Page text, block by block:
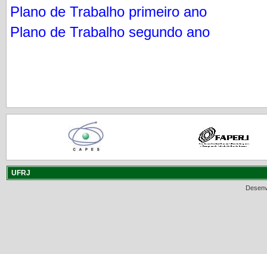
Plano de Trabalho primeiro ano
Plano de Trabalho segundo ano
UFRJ